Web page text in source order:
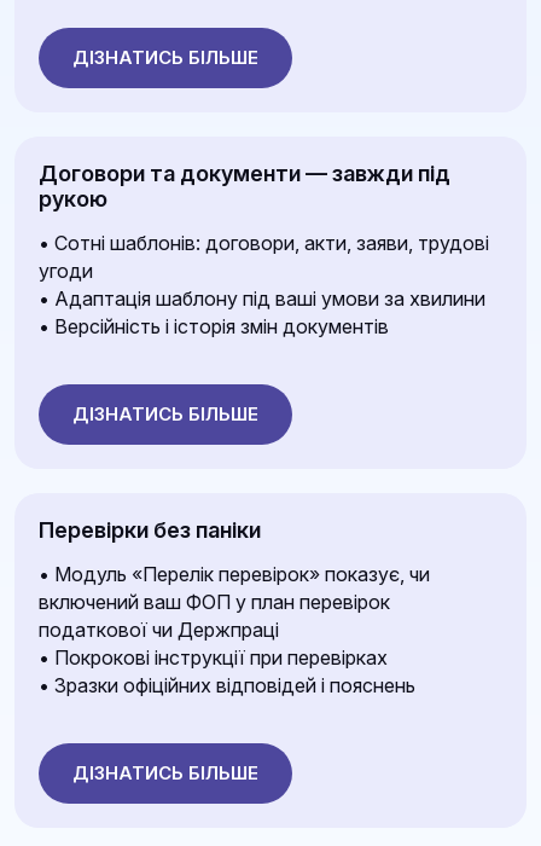
штрафи до 150% вартості продажу за
порушення.
співробітників. Помилки коштують десятки тисяч
гривень і робочі ресурси.
ДІЗНАТИСЬ БІЛЬШЕ
Договори та документи — завжди під
рукою
• Сотні шаблонів: договори, акти, заяви, трудові
угоди
• Адаптація шаблону під ваші умови за хвилини
• Версійність і історія змін документів
ДІЗНАТИСЬ БІЛЬШЕ
Перевірки без паніки
• Модуль «Перелік перевірок» показує, чи
включений ваш ФОП у план перевірок
податкової чи Держпраці
• Покрокові інструкції при перевірках
• Зразки офіційних відповідей і пояснень
ДІЗНАТИСЬ БІЛЬШЕ